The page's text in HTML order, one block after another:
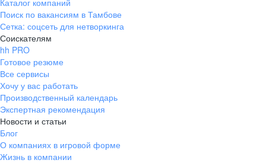
Каталог компаний
Поиск по вакансиям в Тамбове
Сетка: соцсеть для нетворкинга
Соискателям
hh PRO
Готовое резюме
Все сервисы
Хочу у вас работать
Производственный календарь
Экспертная рекомендация
Новости и статьи
Блог
О компаниях в игровой форме
Жизнь в компании